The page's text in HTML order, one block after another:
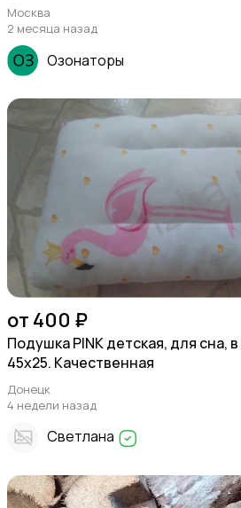
Москва
2 месяца назад
Озонаторы
от 400 ₽
Подушка PINK детская, для сна,
45х25. Качественная
Донецк
4 недели назад
Светлана